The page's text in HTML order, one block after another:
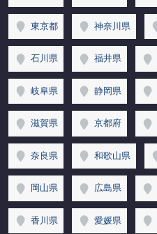
東京都 神奈川県
石川県 福井県
岐阜県 静岡県
滋賀県 京都府
奈良県 和歌山県
岡山県 広島県
香川県 愛媛県